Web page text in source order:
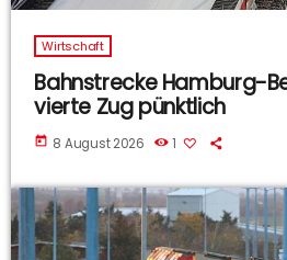
Wirtschaft
Bahnstrecke Hamburg-
vierte Zug pünktlich
today 8 August 2026 1